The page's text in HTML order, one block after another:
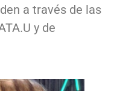
a través de las
y de